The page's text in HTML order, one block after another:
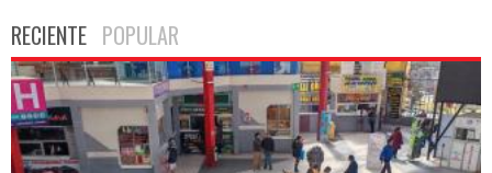
RECIENTE POPULAR